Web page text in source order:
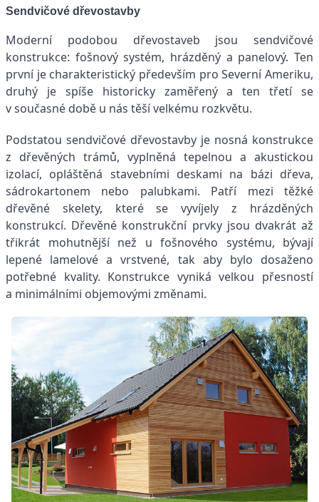
Sendvičové dřevostavby
Moderní podobou dřevostaveb jsou sendvičové
konstrukce: fošnový systém, hrázděný a panelový. Ten
první je charakteristický především pro Severní Ameriku,
druhý je spíše historicky zaměřený a ten třetí se
v současné době u nás těší velkému rozkvětu.
Podstatou sendvičové dřevostavby je nosná konstrukce
z dřevěných trámů, vyplněná tepelnou a akustickou
izolací, opláštěná stavebními deskami na bázi dřeva,
sádrokartonem nebo palubkami. Patří mezi těžké
dřevěné skelety, které se vyvíjely z hrázděných
konstrukcí. Dřevěné konstrukční prvky jsou dvakrát až
třikrát mohutnější než u fošnového systému, bývají
lepené lamelové a vrstvené, tak aby bylo dosaženo
potřebné kvality. Konstrukce vyniká velkou přesností
a minimálními objemovými změnami.